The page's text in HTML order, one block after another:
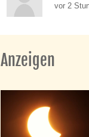
vor 2
Anzeigen